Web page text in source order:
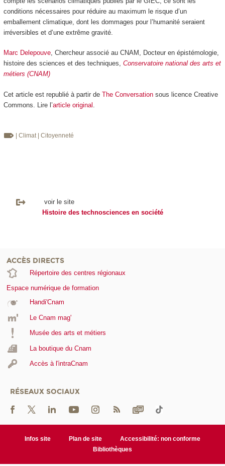
conditions nécessaires pour réduire au maximum le risque d’un
emballement climatique, dont les dommages pour l’humanité seraient
irréversibles et d’une extrême gravité.
Marc Delepouve, Chercheur associé au CNAM, Docteur en épistémologie,
histoire des sciences et des techniques, Conservatoire national des arts et
métiers (CNAM)
Cet article est republié à partir de The Conversationsous licence Creative
Commons. Lire l’article original
| Climat | Citoyenneté
voir le site
Histoire des technosciences en société
ACCÈS DIRECTS
Répertoire des centres régionaux
Espace numérique de formation
Handi'Cnam
Le Cnam mag'
Musée des arts et métiers
La boutique du Cnam
Accès à l'intraCnam
RÉSEAUX SOCIAUX
Infos site Plan de site
Accessibilité: non conforme
Bibliothèques